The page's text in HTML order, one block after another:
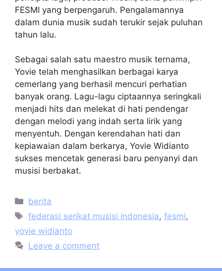
FESMI yang berpengaruh. Pengalamannya
dalam dunia musik sudah terukir sejak puluhan
tahun lalu.
Sebagai salah satu maestro musik ternama,
Yovie telah menghasilkan berbagai karya
cemerlang yang berhasil mencuri perhatian
banyak orang. Lagu-lagu ciptaannya seringkali
menjadi hits dan melekat di hati pendengar
dengan melodi yang indah serta lirik yang
menyentuh. Dengan kerendahan hati dan
kepiawaian dalam berkarya, Yovie Widianto
sukses mencetak generasi baru penyanyi dan
musisi berbakat.
Categories
berita
Tags
federasi serikat musisi indonesia,fesmi,
yovie widianto
Leave a comment